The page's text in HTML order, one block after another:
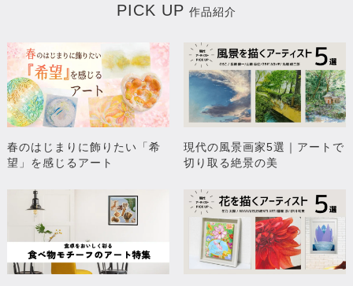
PICK UP 作品紹介
春のはじまりに飾りたい「希
望」を感じるアート
現代の風景画家5選｜アートで
切り取る絶景の美